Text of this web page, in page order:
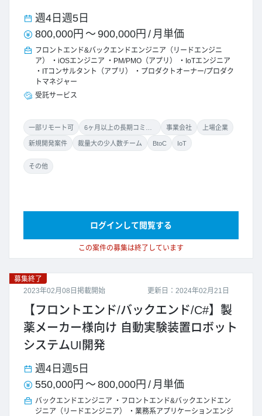
週4日 週5日
800,000円 ～ 900,000円 / 月単価
フロントエンド&バックエンドエンジニア（リードエンジニ
ア）
iOSエンジニア PM/PMO（アプリ）
IoTエンジニア
ITコンサルタント（アプリ）
プロダクトオーナー/プロダク
トマネジャー
受託サービス
一部リモート可 事業会社 上場企業
新規開発案件 裁量大の少人数チーム BtoC IoT
その他
この案件の募集は終了しています
ログインして閲覧する
更新日：2024年02月21日
募集終了
2023年02月08日掲載開始
【フロントエンド/バックエンド/C#】製
薬メーカー様向け 自動実験装置ロボット
システムUI開発
週4日 週5日
550,000円 ～ 800,000円 / 月単価
バックエンドエンジニア
フロントエンド&バックエンドエン
ジニア（リードエンジニア）
業務系アプリケーションエンジ